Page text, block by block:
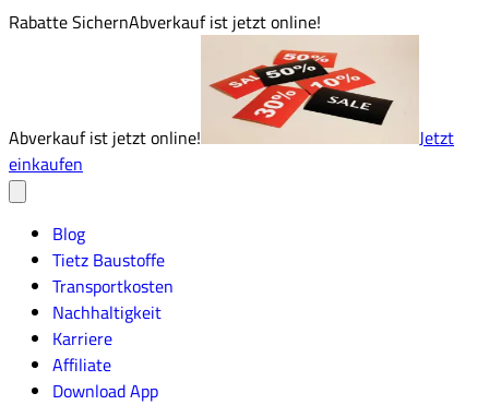
Rabatte SichernAbverkauf ist jetzt online!
Abverkauf ist jetzt online!
Jetzt
einkaufen
Blog
Tietz Baustoffe
Transportkosten
Nachhaltigkeit
Karriere
Affiliate
Download App